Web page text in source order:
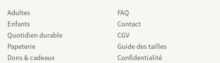
Adultes
Enfants
Quotidien durable
Papeterie
Dons & cadeaux
FAQ
Contact
CGV
Guide des tailles
Confidentialité